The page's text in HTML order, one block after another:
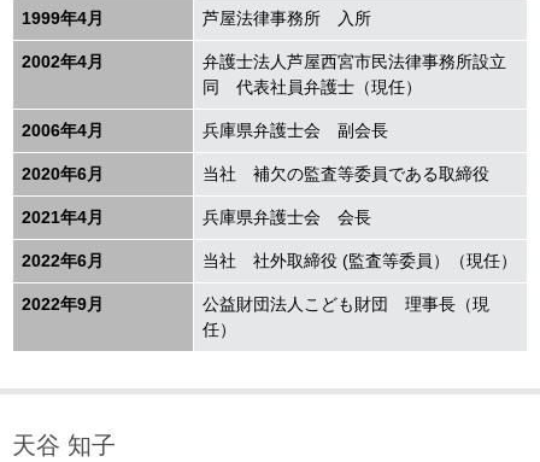
1999年4月 芦屋法律事務所 入所
2002年4月
弁護士法人芦屋西宮市民法律事務所設立
同 代表社員弁護士（現任）
2006年4月 兵庫県弁護士会 副会長
2020年6月 当社 補欠の監査等委員である取締役
2021年4月 兵庫県弁護士会 会長
2022年6月 当社 社外取締役 (監査等委員）（現任）
2022年9月
公益財団法人こども財団 理事長（現
任）
天谷 知子